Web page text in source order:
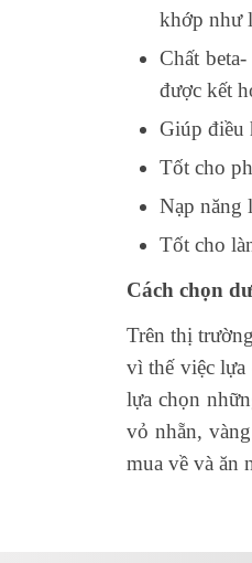
khớp như
Chất
được kết
Giúp điều
Tốt cho
Nạp năng
Tốt cho
Cách chọn
Trên thị
vì thế việc
lựa chọn
vỏ nhẵn,
mua về và ăn